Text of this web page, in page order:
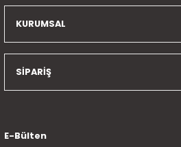
KURUMSAL
SİPARİŞ
E-Bülten